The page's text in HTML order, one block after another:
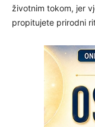
životnim tokom, jer
propitujete prirodni